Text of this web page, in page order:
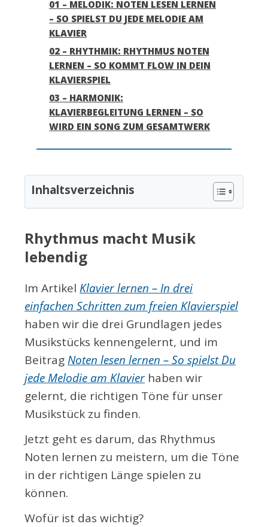
01 – MELODIK: NOTEN LESEN LERNEN
– SO SPIELST DU JEDE MELODIE AM
KLAVIER
02 – RHYTHMIK: RHYTHMUS NOTEN
LERNEN – SO KOMMT FLOW IN DEIN
KLAVIERSPIEL
03 – HARMONIK:
KLAVIERBEGLEITUNG LERNEN – SO
WIRD EIN SONG ZUM GESAMTWERK
Inhaltsverzeichnis
Rhythmus macht Musik
lebendig
Im Artikel Klavier lernen – In drei
einfachen Schritten zum freien Klavierspiel
haben wir die drei Grundlagen jedes
Musikstücks kennengelernt, und im
BeitragNoten lesen lernen – So spielst Du
jede Melodie am Klavier haben wir
gelernt, die richtigen Töne für unser
Musikstück zu finden.
Jetzt geht es darum, das Rhythmus
Noten lernen zu meistern, um die Töne
in der richtigen Länge spielen zu
können.
Wofür ist das wichtig?